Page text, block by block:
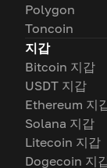
Polygon
Toncoin
지갑
Bitcoin 지갑
USDT 지갑
Ethereum 지
Solana 지갑
Litecoin 지갑
Dogecoin 지